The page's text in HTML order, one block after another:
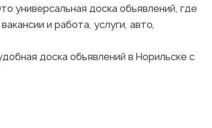
универсальная доска объявлений, где
и работа, услуги, авто,
доска объявлений в Норильске с